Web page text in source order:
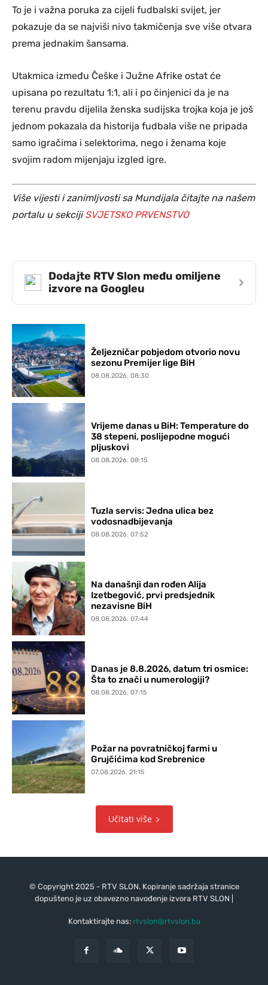
To je i važna poruka za cijeli fudbalski svijet, jer
pokazuje da se najviši nivo takmičenja sve više otvara
prema jednakim šansama.
Utakmica između Češke i Južne Afrike ostat će
upisana po rezultatu 1:1, ali i po činjenici da je na
terenu pravdu dijelila ženska sudijska trojka koja je još
jednom pokazala da historija fudbala više ne pripada
samo igračima i selektorima, nego i ženama koje
svojim radom mijenjaju izgled igre.
Više vijesti i zanimljvosti sa Mundijala čitajte na našem
portalu u sekcijiSVJETSKO PRVENSTVO
Dodajte RTV Slon među omiljene
izvore na Googleu
›
Željezničar pobjedom otvorio novu
sezonu Premijer lige BiH
08.08.2026. 08:30
Vrijeme danas u BiH: Temperature do
38 stepeni, poslijepodne mogući
pljuskovi
08.08.2026. 08:15
Tuzla servis: Jedna ulica bez
vodosnadbijevanja
08.08.2026. 07:52
Na današnji dan rođen Alija
Izetbegović, prvi predsjednik
nezavisne BiH
08.08.2026. 07:44
Danas je 8.8.2026, datum tri osmice:
Šta to znači u numerologiji?
08.08.2026. 07:15
Požar na povratničkoj farmi u
Grujčićima kod Srebrenice
07.08.2026. 21:15
Učitati više
© Copyright 2025 - RTV SLON. Kopiranje sadržaja stranice
dopušteno je uz obavezno navođenje izvora RTV SLON |
Kontaktirajte nas: rtvslon@rtvslon.ba